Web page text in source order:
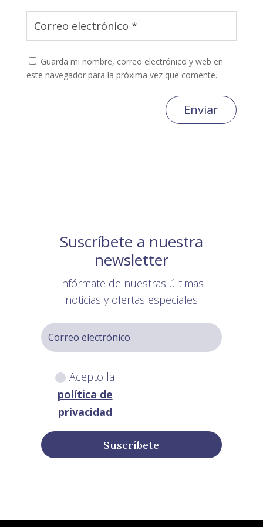
Guarda mi nombre, correo electrónico y web en
este navegador para la próxima vez que comente.
Enviar
Suscríbete a nuestra
newsletter
Infórmate de nuestras últimas
noticias y ofertas especiales
Acepto la
política de
privacidad
Suscríbete